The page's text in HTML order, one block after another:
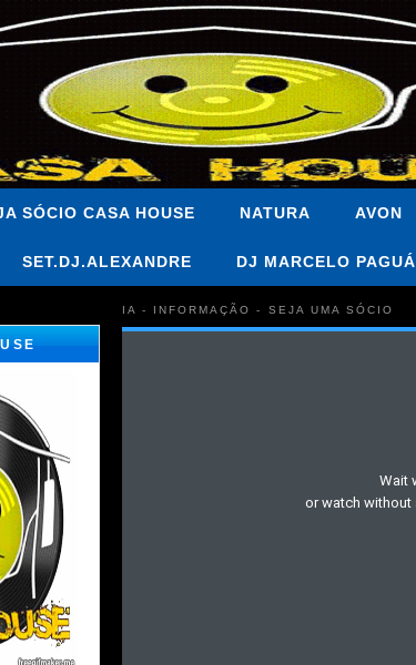
SÓCIO CASA HOUSE NATURA AVON
SET.DJ.ALEXANDRE DJ MARCELO PAGUÁ
IA - INFORMAÇÃO - SEJA UMA SÓCIO